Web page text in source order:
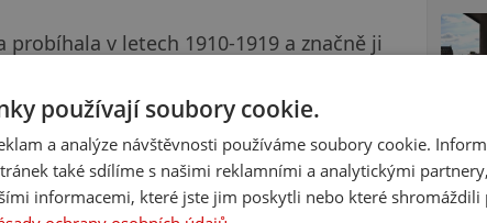
v letech 1910-1919 a značně ji
nádrž Československa. Výška
7.2 m a v její základní spodní části
218 m. Pro převádění průtoků slouží
používají soubory cookie.
a analýze návštěvnosti používáme soubory cookie.
také sdílíme s našimi reklamními a analytickými
informacemi, které jste jim poskytli nebo které shromáždili